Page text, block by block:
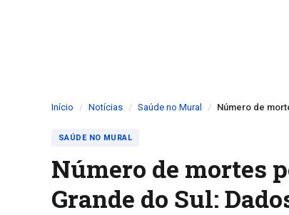
Início Notícias Saúde no Mural Número de
SAÚDE NO MURAL
Número de mortes
Grande do Sul: